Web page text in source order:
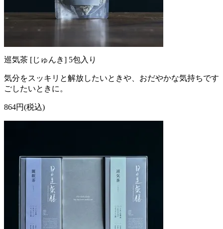
巡気茶 [じゅんき] 5包入り
気分をスッキリと解放したいときや、おだやかな気持ちです
ごしたいときに。
864円(税込)